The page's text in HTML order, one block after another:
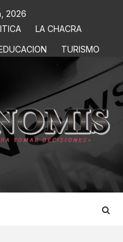
2026
LA CHACRA
TURISMO